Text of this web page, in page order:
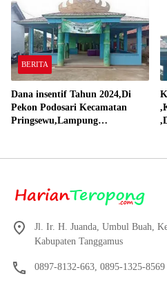
BERITA
Dana insentif Tahun 2024,Di
Pekon Podosari Kecamatan
Pringsewu,Lampung
Jl. Ir. H. Juanda, Umbul Buah,
Kabupaten Tanggamus
0897-8132-663, 0895-1325-8569